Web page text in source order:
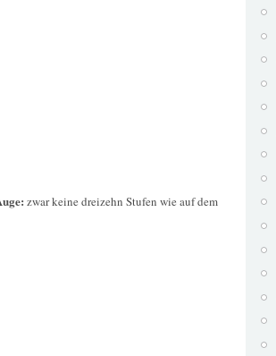
zwar keine dreizehn Stufen wie auf dem